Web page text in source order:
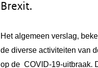
Brexit.
Het algemeen verslag,
de diverse activiteiten van
op de COVID-19-uitbraak.